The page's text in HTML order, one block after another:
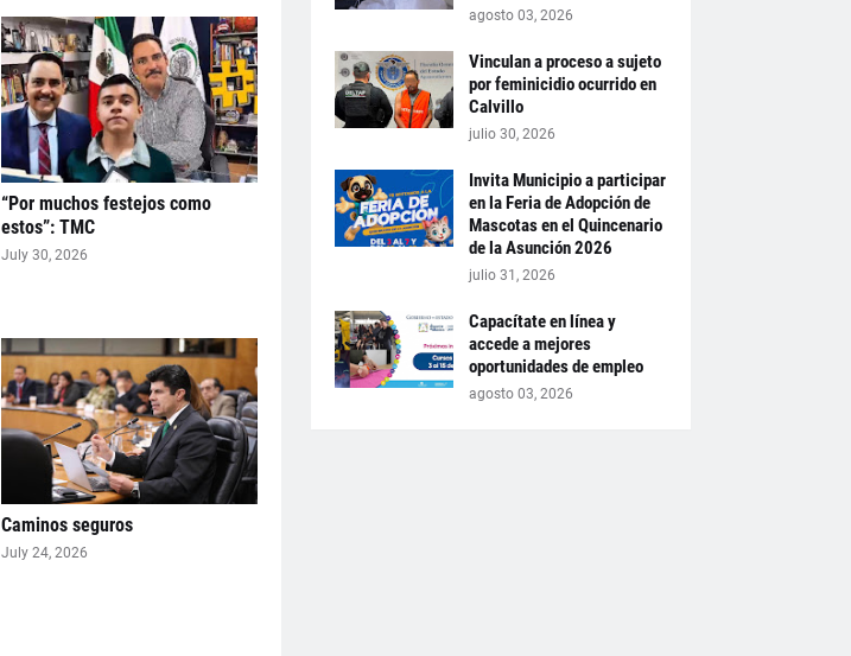
“Por muchos festejos como
estos”: TMC
July 30, 2026
Caminos seguros
July 24, 2026
agosto 03, 2026
Vinculan a proceso a sujeto
por feminicidio ocurrido en
Calvillo
julio 30, 2026
Invita Municipio a participar
en la Feria de Adopción de
Mascotas en el Quincenario
de la Asunción 2026
julio 31, 2026
Capacítate en línea y
accede a mejores
oportunidades de empleo
agosto 03, 2026